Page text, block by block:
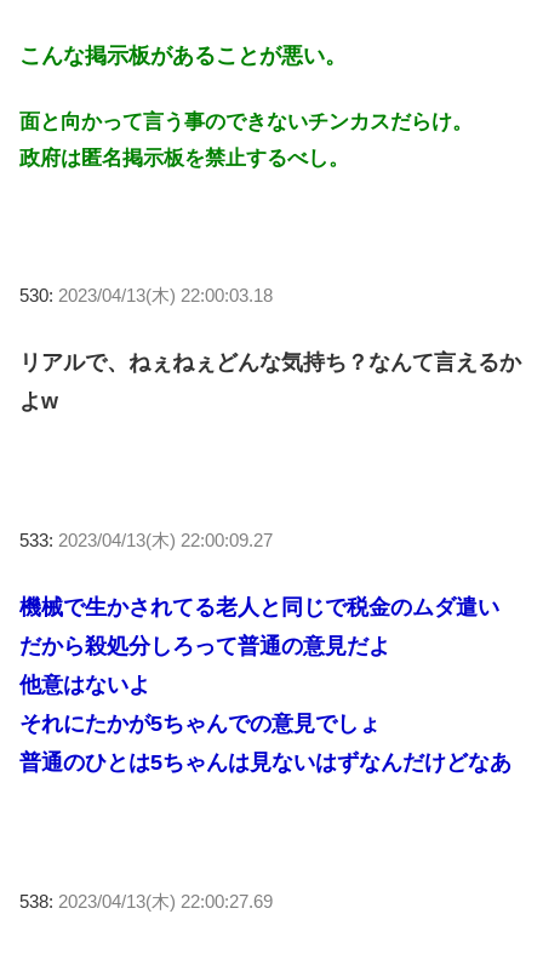
こんな掲示板があることが悪い。
面と向かって言う事のできないチンカスだらけ。
政府は匿名掲示板を禁止するべし。
530: 2023/04/13(木) 22:00:03.18
リアルで、ねぇねぇどんな気持ち？なんて言えるか
よw
533: 2023/04/13(木) 22:00:09.27
機械で生かされてる老人と同じで税金のムダ遣い
だから殺処分しろって普通の意見だよ
他意はないよ
それにたかが5ちゃんでの意見でしょ
普通のひとは5ちゃんは見ないはずなんだけどなあ
538: 2023/04/13(木) 22:00:27.69